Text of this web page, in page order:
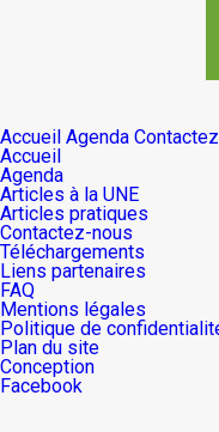
Accueil Agenda
Accueil
Agenda
Articles à la UNE
Articles pratiques
Contactez-nous
Téléchargements
Liens partenaires
FAQ
Mentions légales
Politique de
Plan du site
Conception
Facebook